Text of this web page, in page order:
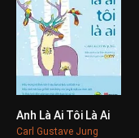
0
Anh Là Ai Tôi Là Ai
Carl Gustave Jung